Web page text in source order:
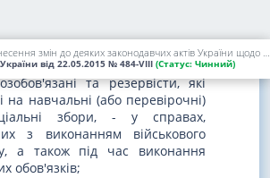
Про внесення змін до деяких законодавчих актів України щодо сплати судового збору
від 22.05.2015 № 484-VIII (Статус: Чинний)
та резервісти, які
на навчальні (або перевірочні)
збори, - у справах,
з виконанням військового
а також під час виконання
обов'язків;